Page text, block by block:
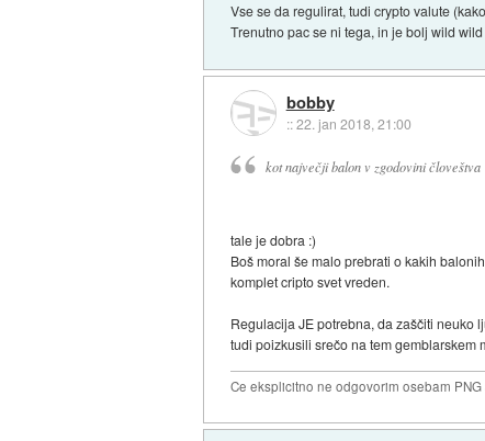
Vse se da regulirat, tudi crypto valute
Trenutno pac se ni tega, in je bolj wild wild
bobby
::22. jan 2018, 21:00
kot največji balon v zgodovini človeštva
tale je dobra :)
Boš moral še malo prebrati o kakih
komplet cripto svet vreden.
Regulacija JE potrebna, da zaščiti neuko
tudi poizkusili srečo na tem gemblarskem
Ce eksplicitno ne odgovorim osebam